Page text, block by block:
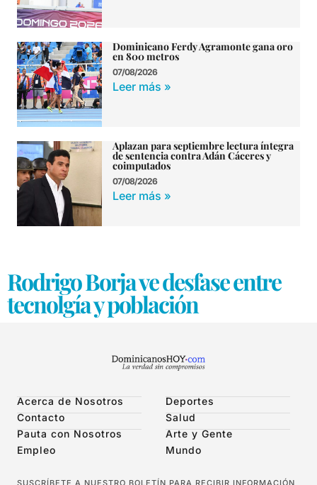
Dominicano Ferdy Agramonte gana oro
en 800 metros
07/08/2026
Leer más »
Aplazan para septiembre lectura íntegra
de sentencia contra Adán Cáceres y
coimputados
07/08/2026
Leer más »
Rodrigo Borja ve desfase entre
tecnolgía y población
Acerca de Nosotros
Contacto
Pauta con Nosotros
Empleo
Deportes
Salud
Arte y Gente
Mundo
SUSCRÍBETE A NUESTRO BOLETÍN PARA RECIBIR INFORMACIÓN